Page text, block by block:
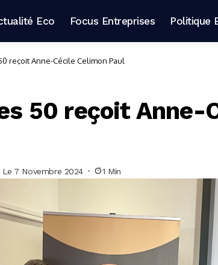
Eco Focus Entreprises Politique
reçoit Anne-Cécile Celimon Paul
50 reçoit Anne-
Le 7 Novembre 2024 1 Min